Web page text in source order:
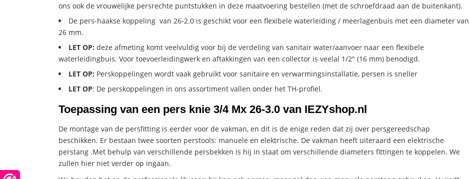
ons ook de vrouwelijke persrechte puntstukken in deze maatvoering bestellen (met de schroefdraad aan de buitenkant).
De pers-haakse koppeling van 26-2.0 is geschikt voor een flexibele waterleiding / meerlagenbuis met een diameter van
26 mm.
LET OP: deze afmeting komt veelvuldig voor bij de verdeling van sanitair water/aanvoer naar een flexibele
waterleidingbuis. Voor toevoerleidingwerk en aftakkingen van een collector is veelal 1/2" (16 mm) benodigd.
LET OP: Perskoppelingen wordt vaak gebruikt voor sanitaire en verwarmingsinstallatie, persen is sneller
LET OP: De perskoppelingen in ons assortiment vallen onder het TH-profiel.
Toepassing van een pers knie 3/4 Mx 26-3.0 van IEZYshop.nl
De montage van de persfitting is eerder voor de vakman, en dit is de enige reden dat zij over persgereedschap
beschikken. Er bestaan twee soorten perstools: manuele en elektrische. De vakman heeft uiteraard een elektrische
perstang .Met behulp van verschillende persbekken is hij in staat om verschillende diameters fittingen te koppelen. We
zullen hier niet verder op ingaan.